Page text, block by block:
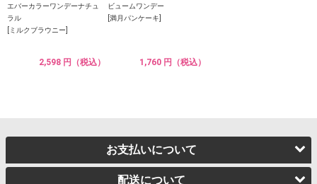
エバーカラーワンデーナチュ
ラル
[ミルクブラウニー]
2,598 円（税込）
ビュームワンデー
[満月パンケーキ]
1,760 円（税込）
お支払いについて
配送について